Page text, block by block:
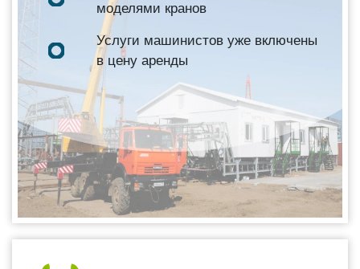
моделями кранов
Услуги машинистов уже включены
в цену аренды